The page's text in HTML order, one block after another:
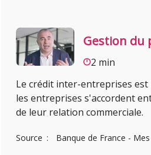
Gestion du
2 min
Le crédit inter-entreprises est
les entreprises s'accordent
de leur relation commerciale.
Source Banque de France -